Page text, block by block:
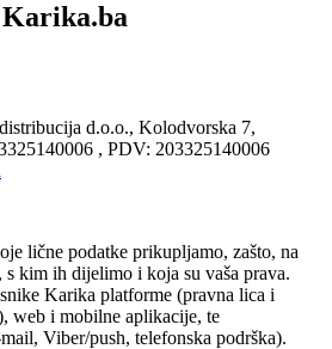
Karika.ba
d.o.o., Kolodvorska 7,
, PDV: 203325140006
lične podatke prikupljamo, zašto, na
kim ih dijelimo i koja su vaša prava.
Karika platforme (pravna lica i
web i mobilne aplikacije, te
Viber/push, telefonska podrška).